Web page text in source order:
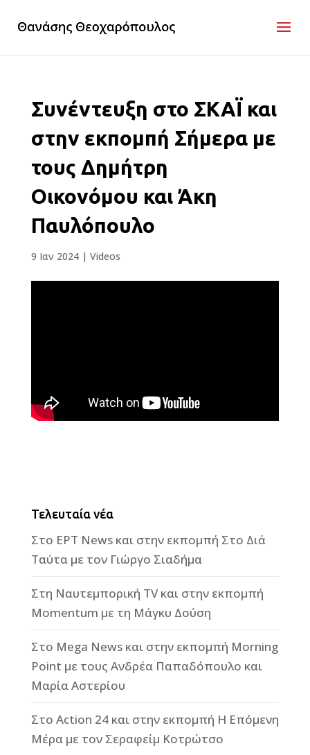
Συνέντευξη στο ΣΚΑΪ και
στην εκπομπή Σήμερα με
τους Δημήτρη
Οικονόμου και Άκη
Παυλόπουλο
9 Ιαν 2024| Videos
Τελευταία νέα
Στο ΕΡΤ News και στην εκπομπή Στο Διά
Ταύτα με τον Γιώργο Σιαδήμα
Στη Ναυτεμπορική TV και στην εκπομπή
Momentum με τη Μάγκυ Δούση
Στο Mega News και στην εκπομπή Morning
Point με τους Ανδρέα Παπαδόπουλο και
Μαρία Αστερίου
Στο Action 24 και στην εκπομπή Η Επόμενη
Μέρα με τον Σεραφείμ Κοτρώτσο